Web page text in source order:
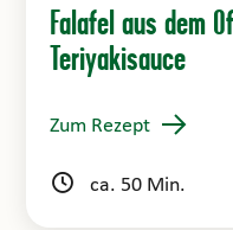
Falafel aus dem
Teriyakisauce
Zum Rezept
ca. 50 Min.